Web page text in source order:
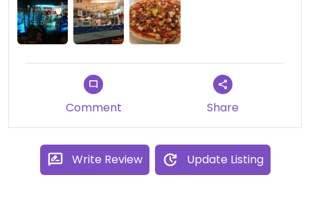
Comment Share
Write Review Update Listing